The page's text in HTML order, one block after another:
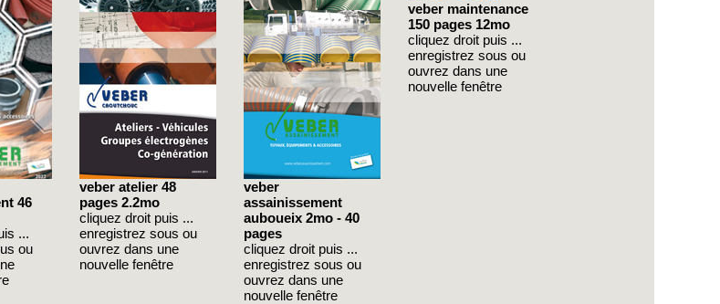
46
...
ou
veber atelier 48
pages 2.2mo
cliquez droit puis ...
enregistrez sous ou
ouvrez dans une
nouvelle fenêtre
veber
assainissement
auboueix 2mo - 40
pages
cliquez droit puis ...
enregistrez sous ou
ouvrez dans une
nouvelle fenêtre
veber maintenance
150 pages 12mo
cliquez droit puis ...
enregistrez sous ou
ouvrez dans une
nouvelle fenêtre